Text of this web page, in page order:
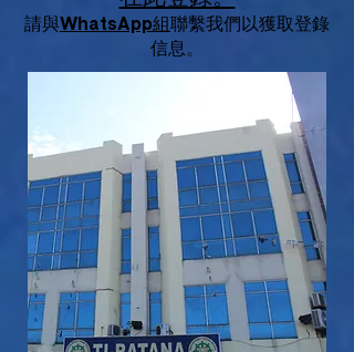
請與WhatsApp組聯繫我們以獲取登錄
信息。